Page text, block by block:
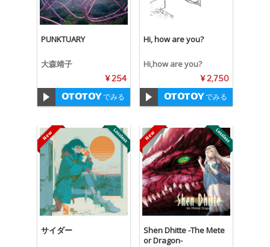
PUNKTUARY
大森靖子
¥ 254
でみる
Hi, how are you?
Hi,how are you?
¥ 2,750
でみる
サイダー
Shen Dhitte -The Mete
or Dragon-